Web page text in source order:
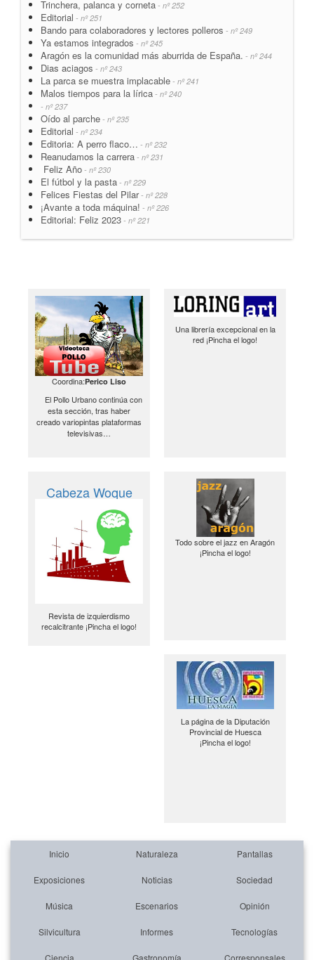
Trinchera, palanca y corneta - nº 252
Editorial - nº 251
Bando para colaboradores y lectores polleros - nº 249
Ya estamos integrados - nº 245
Aragón es la comunidad más aburrida de España. - nº 244
Dias aciagos - nº 243
La parca se muestra implacable - nº 241
Malos tiempos para la lírica - nº 240
- nº 237
Oído al parche - nº 235
Editorial - nº 234
Editoria: A perro flaco… - nº 232
Reanudamos la carrera - nº 231
Feliz Año - nº 230
El fútbol y la pasta - nº 229
Felices Fiestas del Pilar- nº 228
¡Avante a toda máquina! - nº 226
Editorial: Feliz 2023 - nº 221
Coordina:Perico Liso
El Pollo Urbano continúa con
esta sección, tras haber
creado variopintas plataformas
televisivas…
Una librería excepcional en la
red ¡Pincha el logo!
Cabeza Woque
Revista de izquierdismo
recalcitrante ¡Pincha el logo!
Todo sobre el jazz en Aragón
¡Pincha el logo!
La página de la Diputación
Provincial de Huesca
¡Pincha el logo!
Inicio Naturaleza Pantallas
Exposiciones Noticias Sociedad
Música Escenarios Opinión
Silvicultura Informes Tecnologías
Ciencia Gastronomía Corresponsales